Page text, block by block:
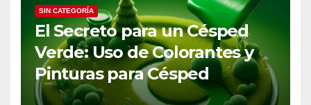
SIN CATEGORÍA
El Secreto para un Césped
Verde: Uso de Colorantes y
Pinturas para Césped